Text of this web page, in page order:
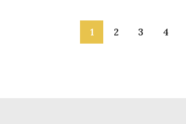
1 2 3 4